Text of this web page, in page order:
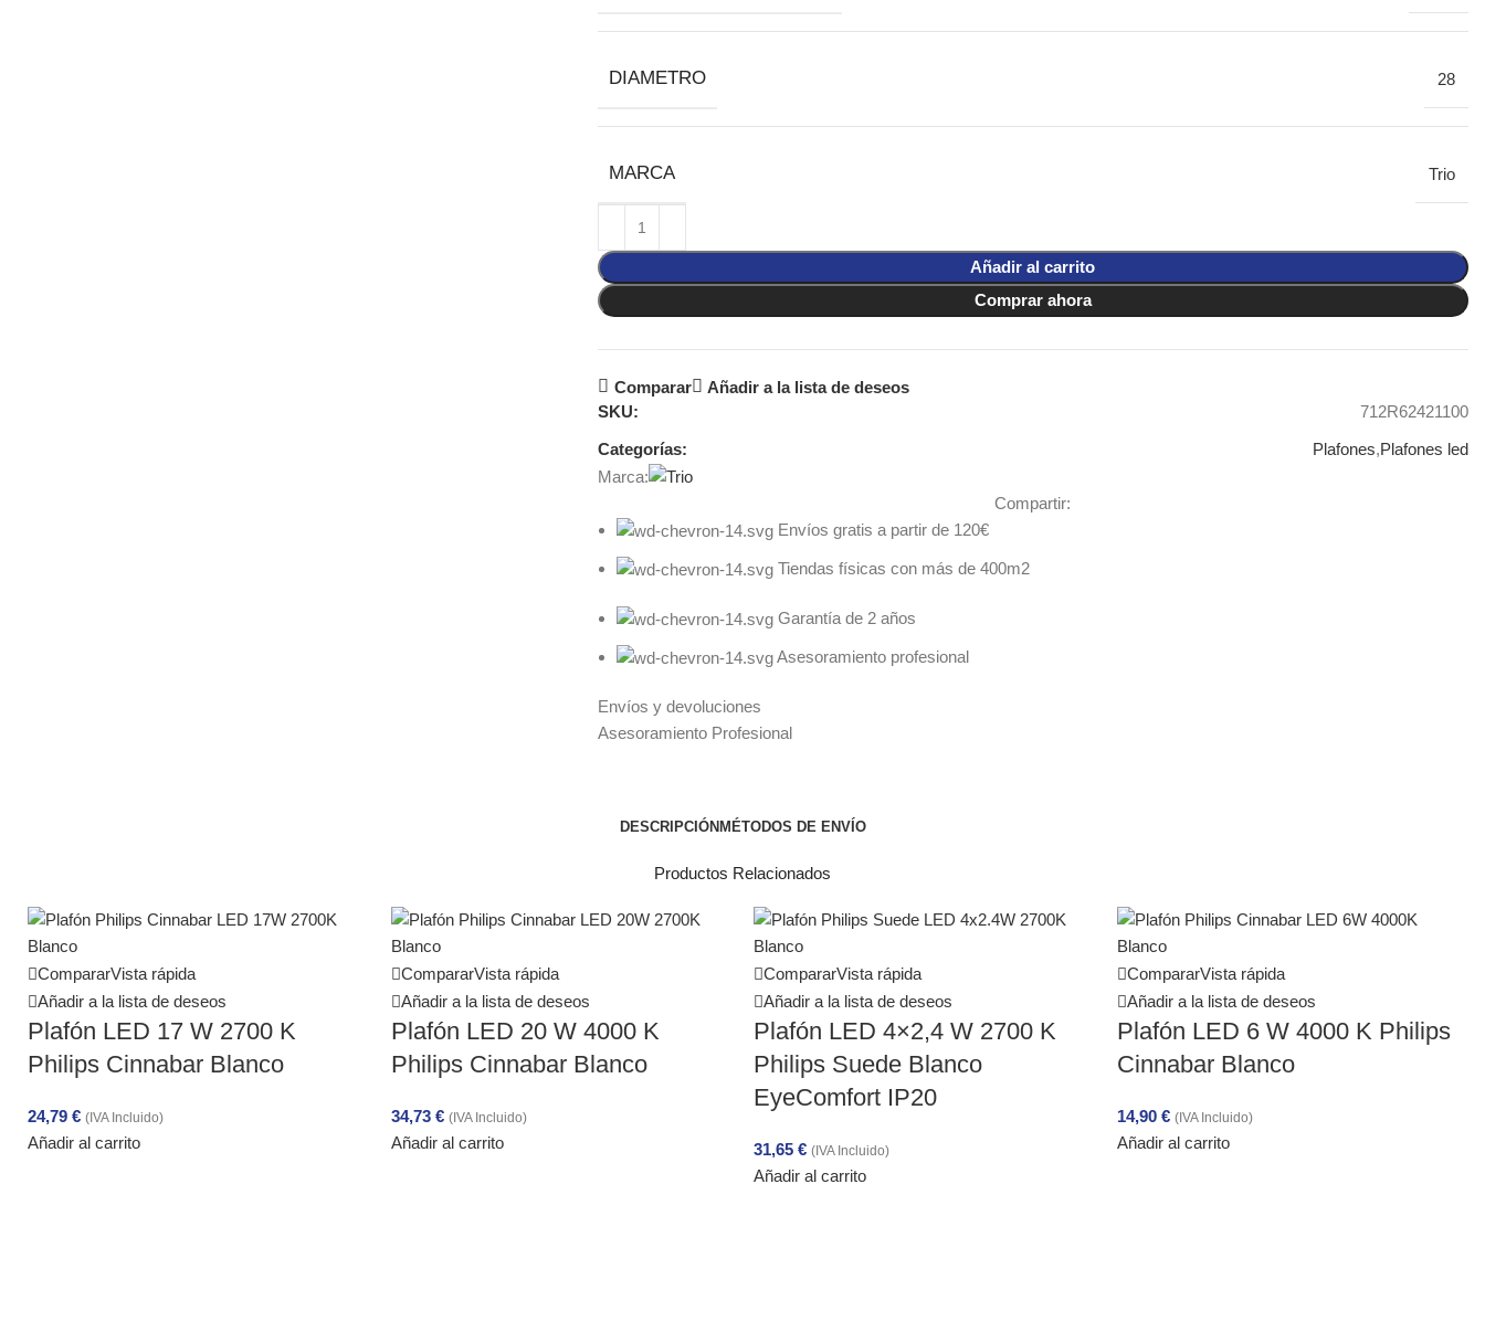
DIAMETRO 28
MARCA Trio
Añadir al carrito
Comprar ahora
Comparar
Añadir a la lista de deseos
SKU:
712R62421100
Categorías:
Plafones,Plafones led
Marca:
Compartir:
Envíos gratis a partir de 120€
Tiendas físicas con más de 400m2
Garantía de 2 años
Asesoramiento profesional
Envíos y devoluciones
Asesoramiento Profesional
DESCRIPCIÓN MÉTODOS DE ENVÍO
Productos Relacionados
CompararVista rápida
Añadir a la lista de deseos
Plafón LED 17 W 2700 K
Philips Cinnabar Blanco
24,79 € (IVA Incluido)
Añadir al carrito
CompararVista rápida
Añadir a la lista de deseos
Plafón LED 20 W 4000 K
Philips Cinnabar Blanco
34,73 € (IVA Incluido)
Añadir al carrito
CompararVista rápida
Añadir a la lista de deseos
Plafón LED 4×2,4 W 2700 K
Philips Suede Blanco
EyeComfort IP20
31,65 € (IVA Incluido)
Añadir al carrito
CompararVista rápida
Añadir a la lista de deseos
Plafón LED 6 W 4000 K Philips
Cinnabar Blanco
14,90 € (IVA Incluido)
Añadir al carrito